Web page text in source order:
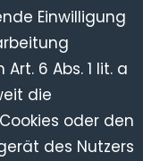
Einwilligung
6 Abs. 1 lit. a
die
oder den
des Nutzers